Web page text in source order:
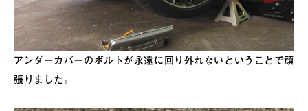
アンダーカバーのボルトが永遠に回り外れないということで頑
張りました。